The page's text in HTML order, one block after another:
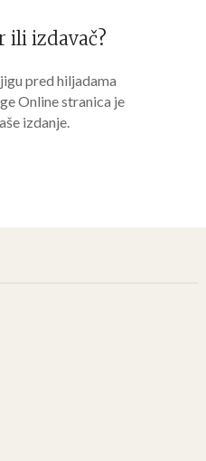
ili izdavač?
pred hiljadama
Online stranica je
izdanje.